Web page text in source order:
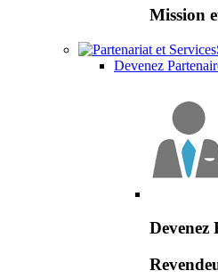
Mission
Devenez
Devenez